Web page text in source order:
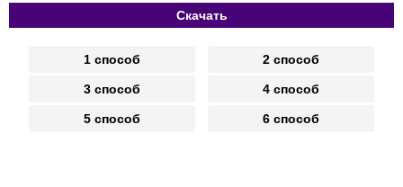
Скачать
1 способ 2 способ
3 способ 4 способ
5 способ 6 способ